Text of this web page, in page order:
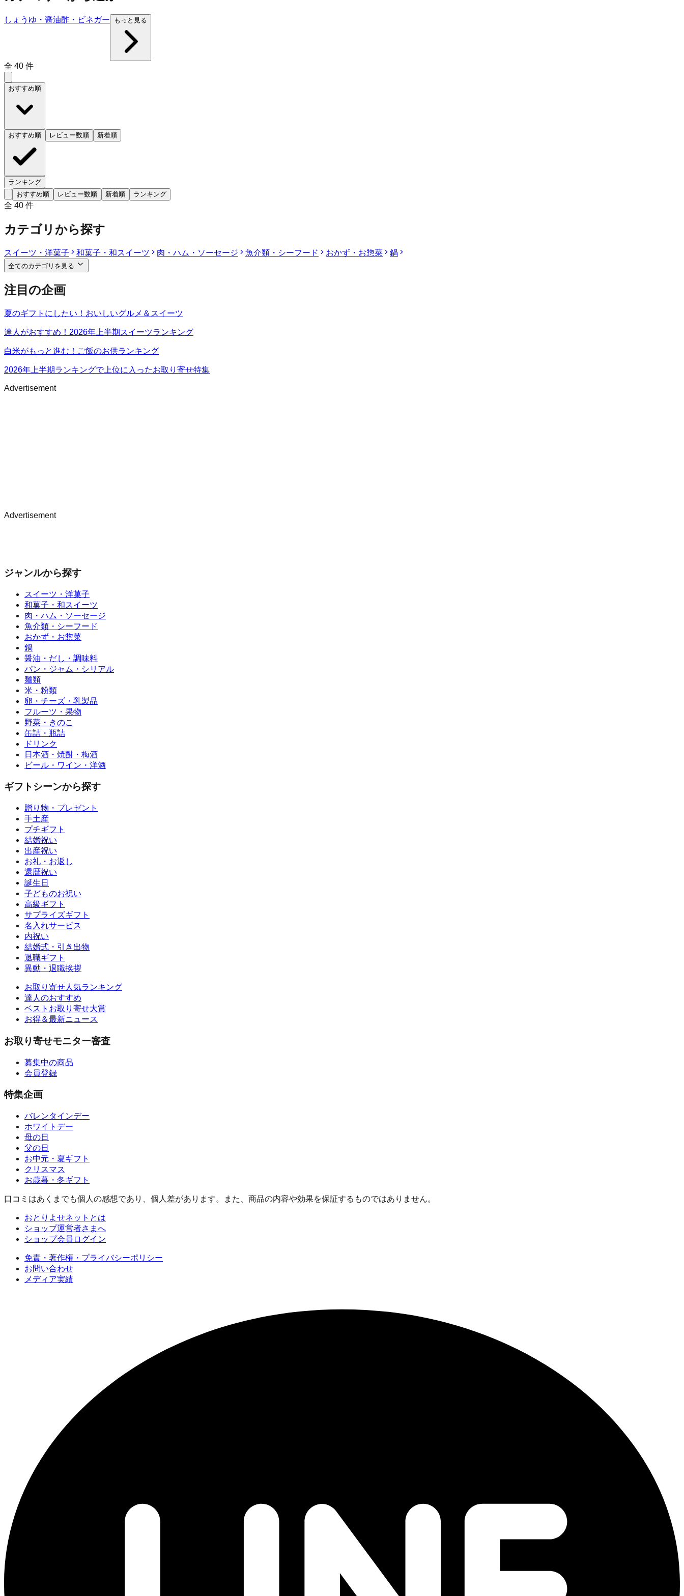
しょうゆ・醤油酢・ビネガー もっと見る
全 40 件
おすすめ順
おすすめ順 レビュー数順 新着順
ランキング
おすすめ順
レビュー数順 新着順 ランキング
全 40 件
カテゴリから探す
スイーツ・洋菓子 和菓子・和スイーツ 肉・ハム・ソーセージ 魚介類・シーフード おかず・お惣菜 鍋
全てのカテゴリを見る
注目の企画
夏のギフトにしたい！おいしいグルメ＆スイーツ
達人がおすすめ！2026年上半期スイーツランキング
白米がもっと進む！ご飯のお供ランキング
2026年上半期ランキングで上位に入ったお取り寄せ特集
Advertisement
Advertisement
ジャンルから探す
スイーツ・洋菓子
和菓子・和スイーツ
肉・ハム・ソーセージ
魚介類・シーフード
おかず・お惣菜
鍋
醤油・だし・調味料
パン・ジャム・シリアル
麺類
米・粉類
卵・チーズ・乳製品
フルーツ・果物
野菜・きのこ
缶詰・瓶詰
ドリンク
日本酒・焼酎・梅酒
ビール・ワイン・洋酒
ギフトシーンから探す
贈り物・プレゼント
手土産
プチギフト
結婚祝い
出産祝い
お礼・お返し
還暦祝い
誕生日
子どものお祝い
高級ギフト
サプライズギフト
名入れサービス
内祝い
結婚式・引き出物
退職ギフト
異動・退職挨拶
お取り寄せ人気ランキング
達人のおすすめ
ベストお取り寄せ大賞
お得＆最新ニュース
お取り寄せモニター審査
募集中の商品
会員登録
特集企画
バレンタインデー
ホワイトデー
母の日
父の日
お中元・夏ギフト
クリスマス
お歳暮・冬ギフト
口コミはあくまでも個人の感想であり、個人差があります。また、商品の内容や効果を保証するものではありません。
おとりよせネットとは
ショップ運営者さまへ
ショップ会員ログイン
免責・著作権・プライバシーポリシー
お問い合わせ
メディア実績